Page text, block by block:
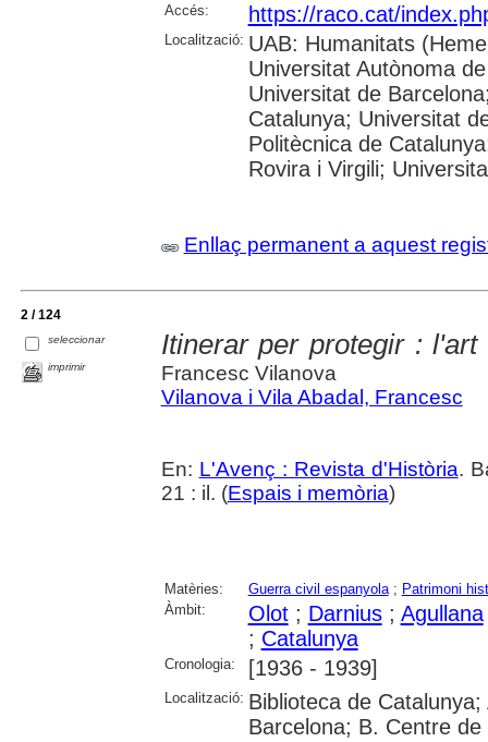
Accés: https://raco.cat/
Localització: UAB: Humanitats
Universitat Autònoma
Universitat de
Catalunya; Universitat
Politècnica de
Rovira i Virgili;
Enllaç permanent a aquest
2 / 124
seleccionar
imprimir
Itinerar per protegir :
Francesc Vilanova
Vilanova i Vila Abadal, Francesc
En: L'Avenç : Revista d'Història.
21 : il. (Espais i memòria)
Matèries: Guerra civil espanyola; Patrimoni
Àmbit:
Olot; Darnius; Agullana
; Catalunya
Cronologia: [1936 - 1939]
Localització: Biblioteca de
Barcelona; B. Centre